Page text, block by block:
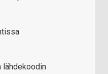
lähdekoodin